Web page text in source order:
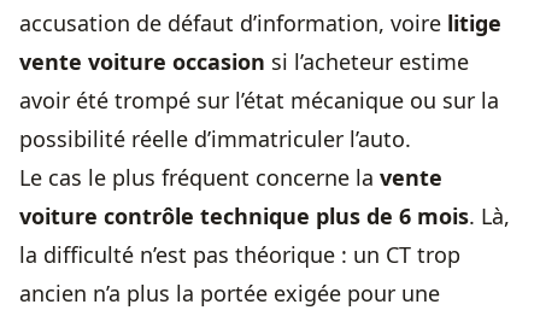
accusation de défaut d’information, voire litige
vente voiture occasion si l’acheteur estime
avoir été trompé sur l’état mécanique ou sur la
possibilité réelle d’immatriculer l’auto.
Le cas le plus fréquent concerne la vente
voiture contrôle technique plus de 6 mois. Là,
la difficulté n’est pas théorique : un CT trop
ancien n’a plus la portée exigée pour une